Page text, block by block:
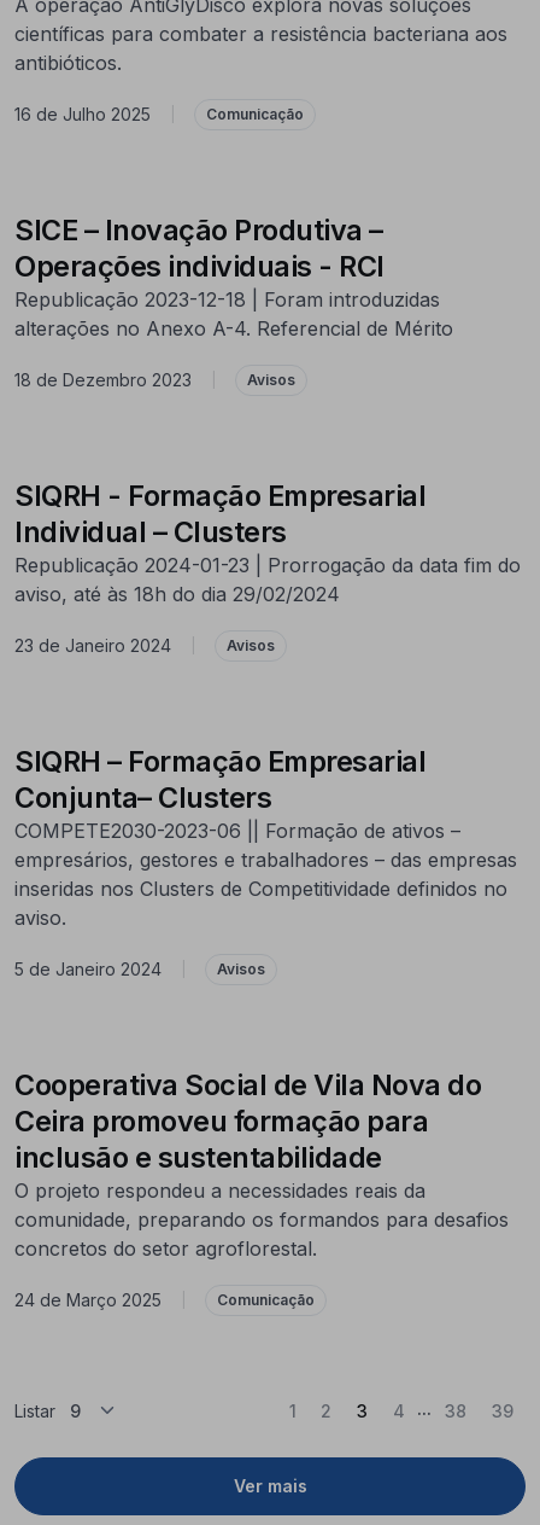
científicas para combater a resistência bacteriana aos
antibióticos.
16 de Julho 2025 Comunicação
SICE – Inovação Produtiva –
Operações individuais - RCI
Republicação 2023-12-18 | Foram introduzidas
alterações no Anexo A-4. Referencial de Mérito
18 de Dezembro 2023 Avisos
SIQRH - Formação Empresarial
Individual – Clusters
Republicação 2024-01-23 | Prorrogação da data fim do
aviso, até às 18h do dia 29/02/2024
23 de Janeiro 2024 Avisos
SIQRH – Formação Empresarial
Conjunta– Clusters
COMPETE2030-2023-06 || Formação de ativos –
empresários, gestores e trabalhadores – das empresas
inseridas nos Clusters de Competitividade definidos no
aviso.
5 de Janeiro 2024 Avisos
Cooperativa Social de Vila Nova do
Ceira promoveu formação para
inclusão e sustentabilidade
O projeto respondeu a necessidades reais da
comunidade, preparando os formandos para desafios
concretos do setor agroflorestal.
24 de Março 2025 Comunicação
Listar
Ver mais
1 2 3 (Atual)
4 ... 38 39